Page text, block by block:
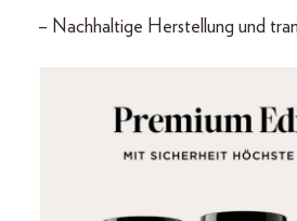
– Nachhaltige Herstellung und